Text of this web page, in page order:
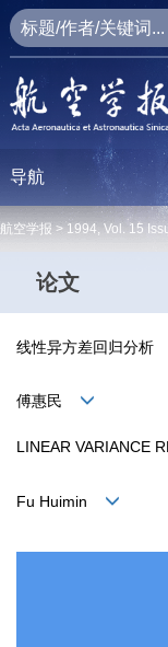
导航
航空学报 > 1994, Vol. 15
论文
线性异方差回归分析
傅惠民
LINEAR VARIANCE
Fu Huimin